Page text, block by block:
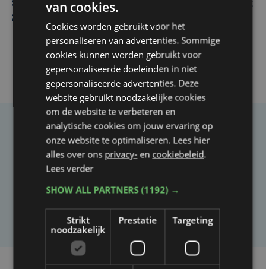
Spaanse aanvaller zet handtekening onder contract tot
2031 bij Club Brugge
Taalfout opgemerkt?
Heb je een taal- of schrijffout opgemerkt in dit
Laat het ons weten
van cookies.
Cookies worden gebruikt voor het
personaliseren van advertenties. Sommige
cookies kunnen worden gebruikt voor
gepersonaliseerde doeleinden in niet
gepersonaliseerde advertenties. Deze
website gebruikt noodzakelijke cookies
om de website te verbeteren en
analytische cookies om jouw ervaring op
onze website te optimaliseren. Lees hier
alles over ons privacy- en cookiebeleid.
Lees verder
SHOW ALL PARTNERS(1192) →
Strikt
noodzakelijk
Prestatie Targeting